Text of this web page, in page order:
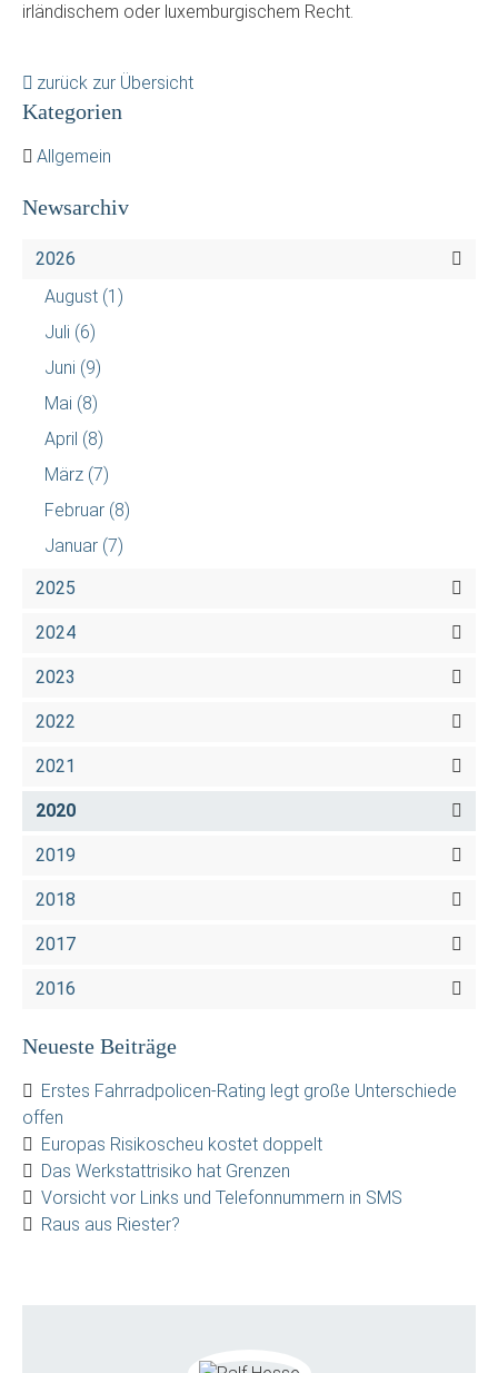
irländischem oder luxemburgischem Recht.
zurück zur Übersicht
Kategorien
Allgemein
Newsarchiv
2026
August (1)
Juli (6)
Juni (9)
Mai (8)
April (8)
März (7)
Februar (8)
Januar (7)
2025
2024
2023
2022
2021
2020
2019
2018
2017
2016
Neueste Beiträge
Erstes Fahrradpolicen-Rating legt große Unterschiede
offen
Europas Risikoscheu kostet doppelt
Das Werkstattrisiko hat Grenzen
Vorsicht vor Links und Telefonnummern in SMS
Raus aus Riester?